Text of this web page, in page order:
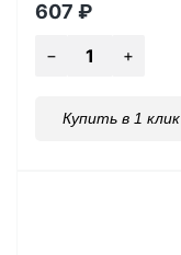
607 ₽
Купить в 1 клик